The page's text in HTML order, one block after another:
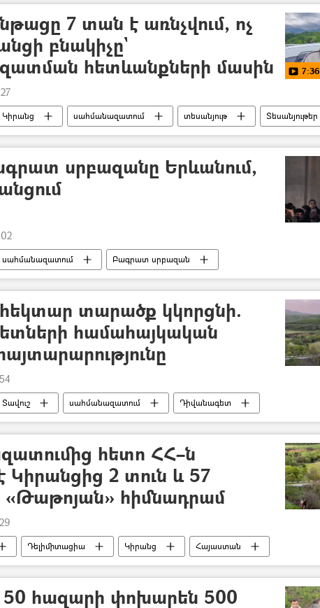
7 տան է առնչվում, ոչ
բնակիչը`
հետևանքների մասին
7:36
Կիրանց սահմանազատում տեսանյութ Տեսանյութեր
սրբազանը Երևանում,
սահմանազատում Բագրատ սրբազան
տարածք կկորցնի.
համահայկական
Տավուշ սահմանազատում Դիվանագետ
հետո ՀՀ–ն
Կիրանցից 2 տուն և 57
հիմնադրամ
Դելիմիտացիա Կիրանց
Հայաստան
Ադրբեջան Տավուշ «Տավուշը հանուն հայրենիքի»
50 հազարի փոխարեն 500